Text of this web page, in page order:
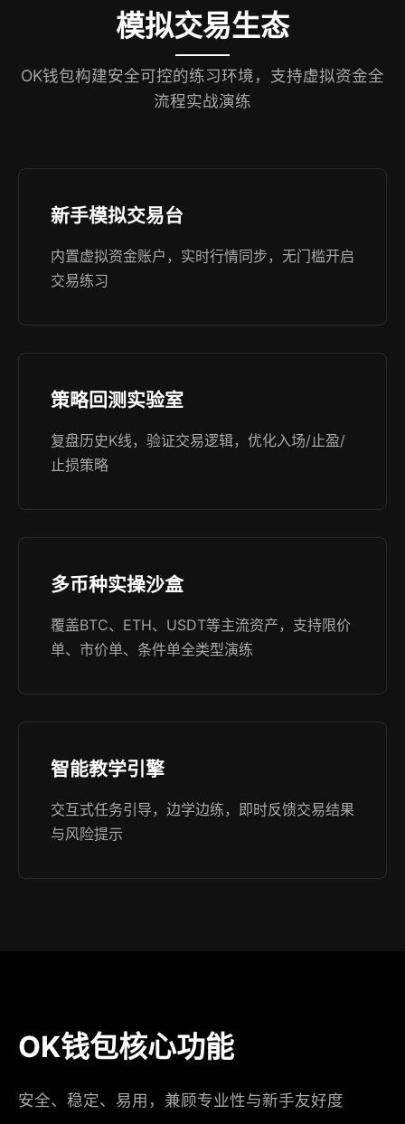
模拟交易生态
OK钱包构建安全可控的练习环境，支持虚拟资金全
流程实战演练
新手模拟交易台
内置虚拟资金账户，实时行情同步，无门槛开启
交易练习
策略回测实验室
复盘历史K线，验证交易逻辑，优化入场/止盈/
止损策略
多币种实操沙盒
覆盖BTC、ETH、USDT等主流资产，支持限价
单、市价单、条件单全类型演练
智能教学引擎
交互式任务引导，边学边练，即时反馈交易结果
与风险提示
OK钱包核心功能
安全、稳定、易用，兼顾专业性与新手友好度